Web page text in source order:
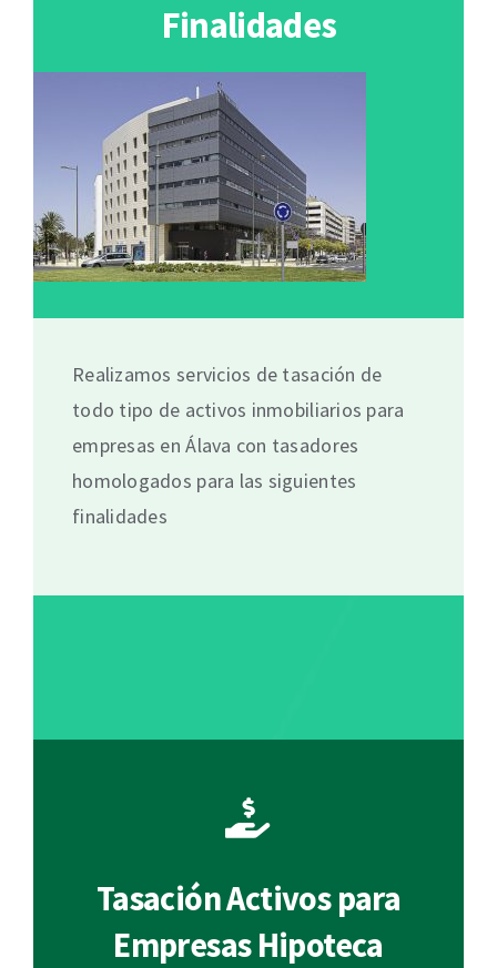
Finalidades
Realizamos servicios de tasación de
todo tipo de activos inmobiliarios para
empresas en Álava con tasadores
homologados para las siguientes
finalidades
Tasación Activos para
Empresas Hipoteca